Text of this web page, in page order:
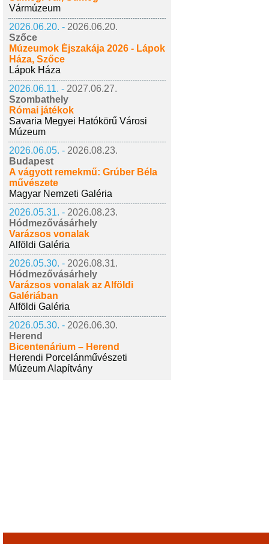
Vármúzeum
2026.06.20. - 2026.06.20.
Szőce
Múzeumok Éjszakája 2026 - Lápok
Háza, Szőce
Lápok Háza
2026.06.11. - 2027.06.27.
Szombathely
Római játékok
Savaria Megyei Hatókörű Városi
Múzeum
2026.06.05. - 2026.08.23.
Budapest
A vágyott remekmű: Grúber Béla
művészete
Magyar Nemzeti Galéria
2026.05.31. - 2026.08.23.
Hódmezővásárhely
Varázsos vonalak
Alföldi Galéria
2026.05.30. - 2026.08.31.
Hódmezővásárhely
Varázsos vonalak az Alföldi
Galériában
Alföldi Galéria
2026.05.30. - 2026.06.30.
Herend
Bicentenárium – Herend
Herendi Porcelánművészeti
Múzeum Alapítvány